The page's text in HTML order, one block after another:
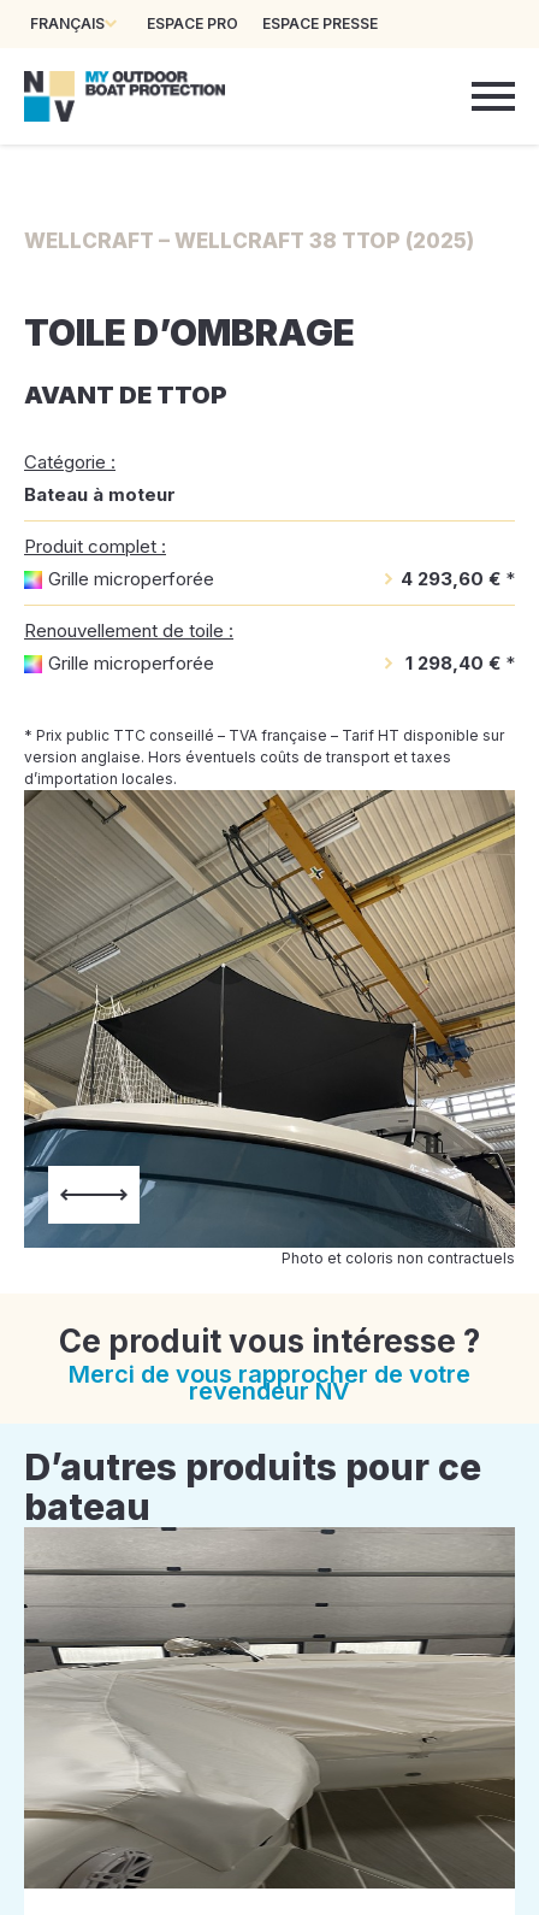
FRANÇAIS ESPACE PRO ESPACE PRESSE
WELLCRAFT – WELLCRAFT 38 TTOP (2025)
TOILE D’OMBRAGE
AVANT DE TTOP
Catégorie :
Bateau à moteur
Produit complet :
Grille microperforée
4 293,60 € *
Renouvellement de toile :
Grille microperforée
1 298,40 € *
* Prix public TTC conseillé – TVA française – Tarif HT disponible sur
version anglaise. Hors éventuels coûts de transport et taxes
d’importation locales.
Photo et coloris non contractuels
Ce produit vous intéresse ?
Merci de vous rapprocher de votre
revendeur NV
D’autres produits pour ce
bateau